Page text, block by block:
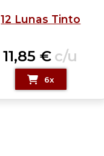
12 Lunas Tinto
11,85 € c/u
6x